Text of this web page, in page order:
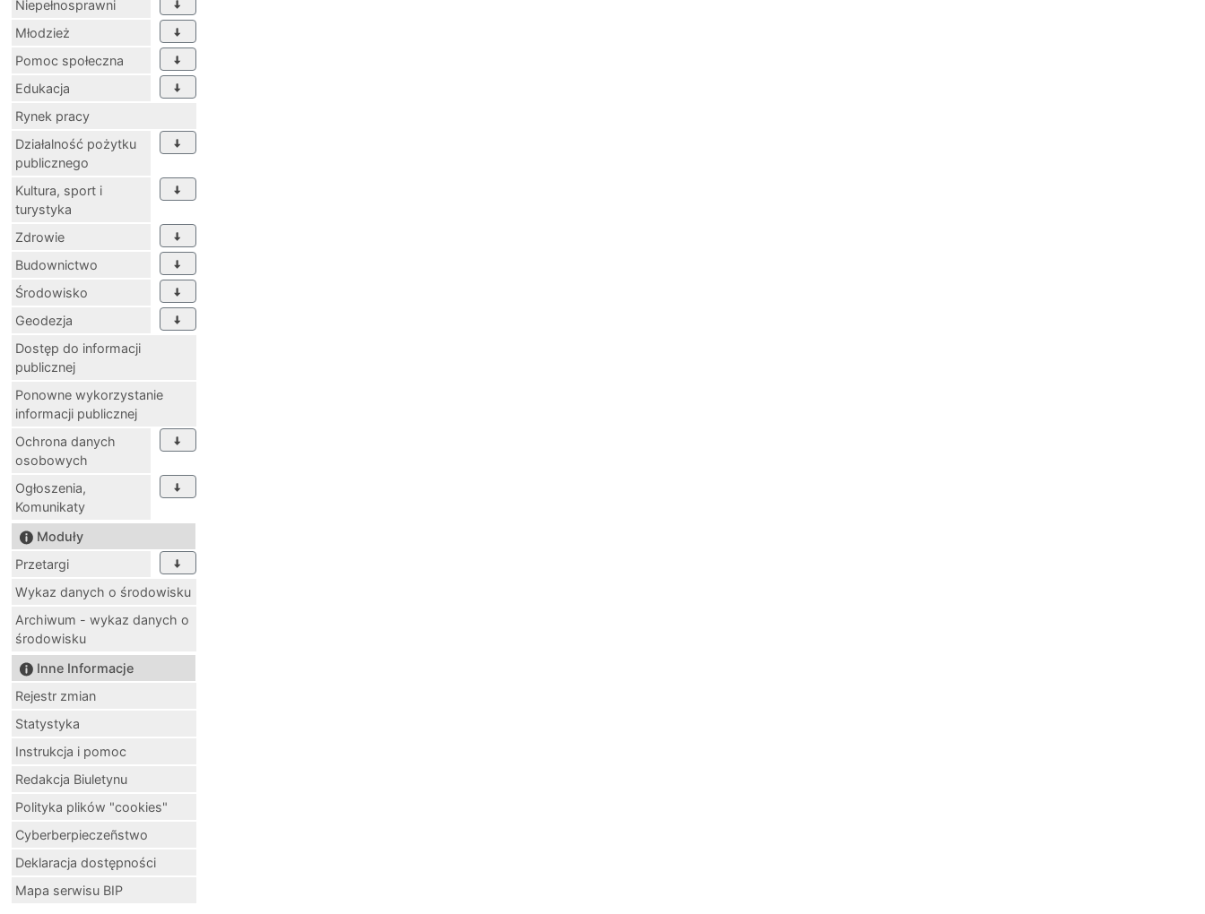
Niepełnosprawni
Młodzież
Pomoc społeczna
Edukacja
Rynek pracy
Działalność pożytku
publicznego
Kultura, sport i
turystyka
Zdrowie
Budownictwo
Środowisko
Geodezja
Dostęp do informacji
publicznej
Ponowne wykorzystanie
informacji publicznej
Ochrona danych
osobowych
Ogłoszenia,
Komunikaty
Moduły
Przetargi
Wykaz danych o środowisku
Archiwum - wykaz danych o
środowisku
Inne Informacje
Rejestr zmian
Statystyka
Instrukcja i pomoc
Redakcja Biuletynu
Polityka plików "cookies"
Cyberberpieczeñstwo
Deklaracja dostępności
Mapa serwisu BIP